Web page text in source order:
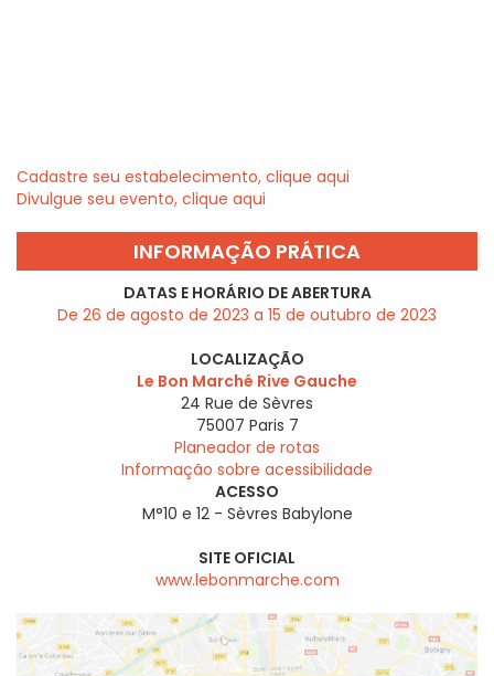
Cadastre seu estabelecimento, clique aqui
Divulgue seu evento, clique aqui
INFORMAÇÃO PRÁTICA
DATAS E HORÁRIO DE ABERTURA
De 26 de agosto de 2023 a 15 de outubro de 2023
LOCALIZAÇÃO
Le Bon Marché Rive Gauche
24 Rue de Sèvres
75007 Paris 7
Planeador de rotas
Informação sobre acessibilidade
ACESSO
M°10 e 12 - Sèvres Babylone
SITE OFICIAL
www.lebonmarche.com